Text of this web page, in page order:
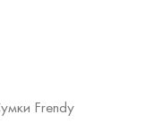
Frendy